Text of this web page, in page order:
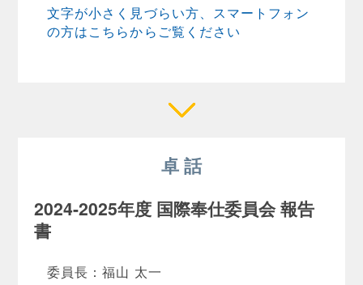
文字が小さく見づらい方、スマートフォン
の方はこちらからご覧ください
卓 話
2024-2025年度 国際奉仕委員会 報告
書
委員長：福山 太一